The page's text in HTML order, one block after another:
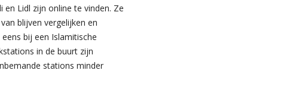
Lidl zijn online te vinden. Ze
blijven vergelijken en
bij een Islamitische
in de buurt zijn
stations minder